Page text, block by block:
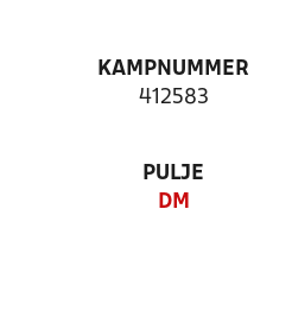
KAMPNUMMER
412583
PULJE
DM